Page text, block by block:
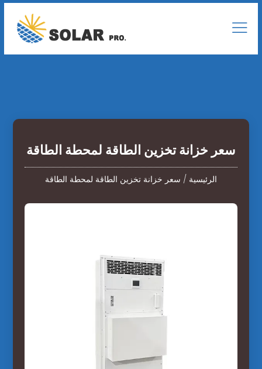
سعر خزانة تخزين الطاقة لمحطة الطاقة
الرئيسية / سعر خزانة تخزين الطاقة لمحطة الطاقة